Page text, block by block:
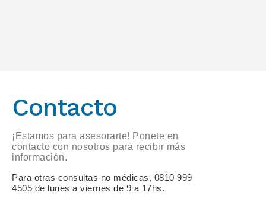
Contacto
¡Estamos para asesorarte! Ponete en
contacto con nosotros para recibir más
información.
Para otras consultas no médicas, 0810 999
4505 de lunes a viernes de 9 a 17hs.